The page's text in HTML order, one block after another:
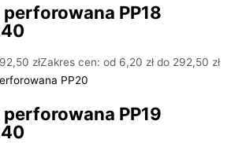
perforowana PP18
złZakres cen: od 6,20 zł do 292,50 zł
perforowana PP19